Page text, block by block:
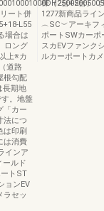
ート併
L55
場合は
ロング
上※カ
道路
根勾配
長期地
。地盤
「カー
法につ
は印刷
は消費
インア
ールド
トST
ョンEV
ラセッ
棟（2台+2台）
1277新商品ライ
︵SC︶アーキフ
ポートSWカーポ
スカEVファンク
ルカーポートカ